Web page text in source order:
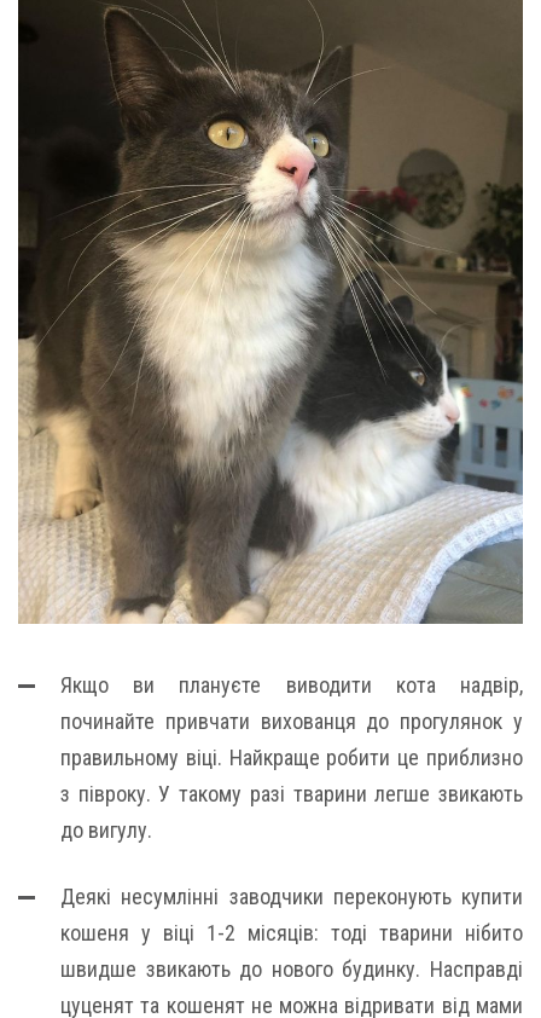
Якщо ви плануєте виводити кота надвір,
починайте привчати вихованця до прогулянок у
правильному віці. Найкраще робити це приблизно
з півроку. У такому разі тварини легше звикають
до вигулу.
Деякі несумлінні заводчики переконують купити
кошеня у віці 1-2 місяців: тоді тварини нібито
швидше звикають до нового будинку. Насправді
цуценят та кошенят не можна відривати від мами